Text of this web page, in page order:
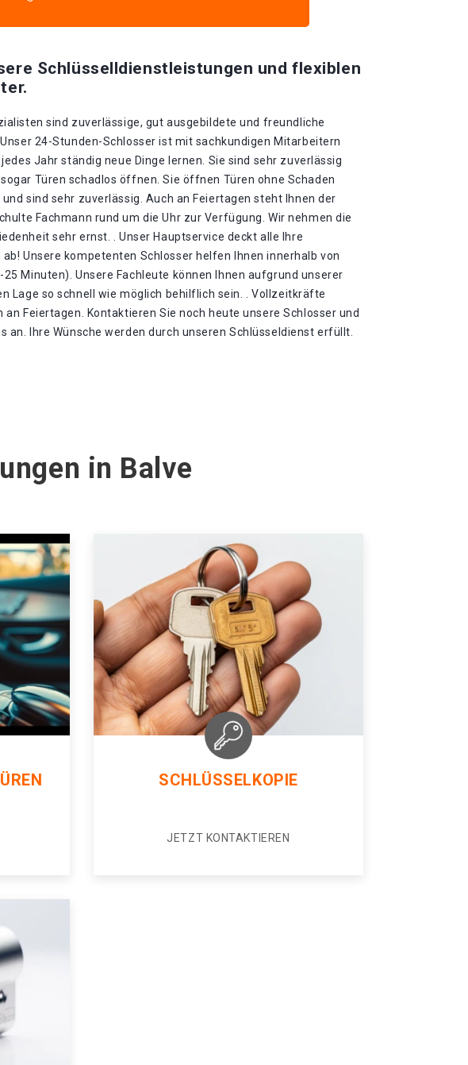
Schlüsselldienstleistungen und flexiblen
sind zuverlässige, gut ausgebildete und freundliche
24-Stunden-Schlosser ist mit sachkundigen Mitarbeitern
Jahr ständig neue Dinge lernen. Sie sind sehr zuverlässig
Türen schadlos öffnen. Sie öffnen Türen ohne Schaden
sind sehr zuverlässig. Auch an Feiertagen steht Ihnen der
Fachmann rund um die Uhr zur Verfügung. Wir nehmen die
sehr ernst. . Unser Hauptservice deckt alle Ihre
ab! Unsere kompetenten Schlosser helfen Ihnen innerhalb von
25 Minuten). Unsere Fachleute können Ihnen aufgrund unserer
Lage so schnell wie möglich behilflich sein. . Vollzeitkräfte
an Feiertagen. Kontaktieren Sie noch heute unsere Schlosser und
an. Ihre Wünsche werden durch unseren Schlüsseldienst erfüllt.
in Balve
SCHLÜSSELKOPIE
JETZT KONTAKTIEREN